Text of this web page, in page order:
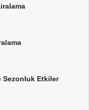
Sezonluk Etkiler